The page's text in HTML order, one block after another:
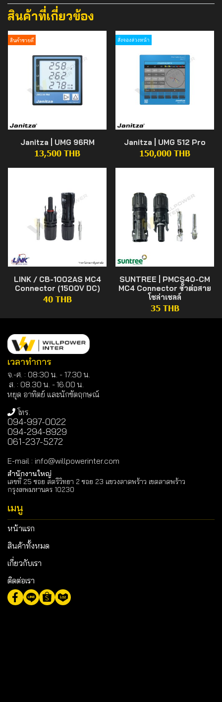
สินค้าที่เกี่ยวข้อง
สินค้าขายดี
Janitza | UMG 96RM
13,500 THB
สั่งจองล่วงหน้า
Janitza | UMG 512 Pro
150,000 THB
LINK / CB-1002AS MC4
Connector (1500V DC)
40 THB
SUNTREE | PMCS40-CM
MC4 Connector ขั้วต่อสาย
โซล่าเซลล์
35 THB
เวลาทำการ
จ.-ศ. : 08:30 น. - 17.30 น.
ส. : 08.30 น. -16.00 น.
หยุด อาทิตย์ และนักขัตฤกษณ์
โทร.
094-997-0022
094-294-8929
061-237-5272
E-mail : info@willpowerinter.com
สำนักงานใหญ่
เลขที่ 25 ซอย สตรีวิทยา 2 ซอย 23 แขวงลาดพร้าว เขตลาดพร้าว
กรุงเทพมหานคร 10230
เมนู
หน้าแรก
สินค้าทั้งหมด
เกี่ยวกับเรา
ติดต่อเรา